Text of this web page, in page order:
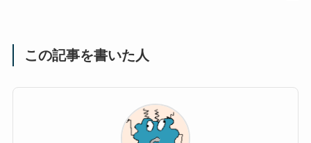
この記事を書いた人